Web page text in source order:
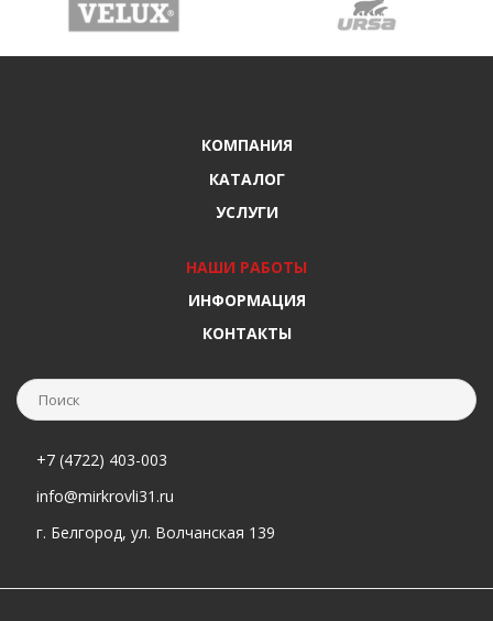
КОМПАНИЯ
КАТАЛОГ
УСЛУГИ
НАШИ РАБОТЫ
ИНФОРМАЦИЯ
КОНТАКТЫ
+7 (4722) 403-003
info@mirkrovli31.ru
г. Белгород, ул. Волчанская 139